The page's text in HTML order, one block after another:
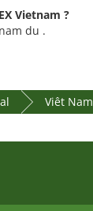
Vietnam ?
du .
Viêt Nam